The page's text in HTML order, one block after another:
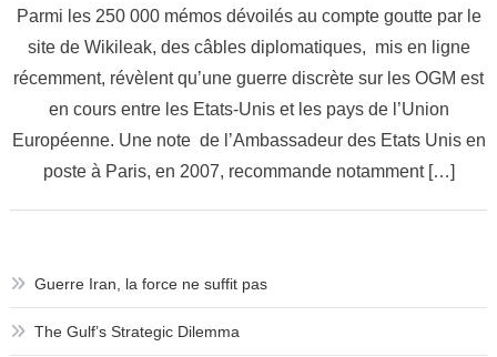
France,
les
OGM,
et
les
Etats-
Parmi les 250 000 mémos dévoilés au compte goutte par le
site de Wikileak, des câbles diplomatiques, mis en ligne
récemment, révèlent qu’une guerre discrète sur les OGM est
en cours entre les Etats-Unis et les pays de l’Union
Européenne. Une note de l’Ambassadeur des Etats Unis en
poste à Paris, en 2007, recommande notamment […]
Guerre Iran, la force ne suffit pas
The Gulf’s Strategic Dilemma